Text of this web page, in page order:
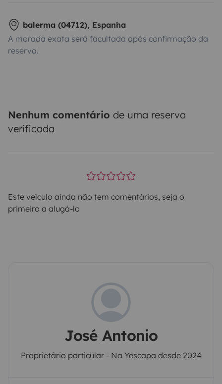
balerma (04712), Espanha
A morada exata será facultada após confirmação da
reserva.
Nenhum comentário de uma reserva
verificada
Este veículo ainda não tem comentários, seja o
primeiro a alugá-lo
José Antonio
Proprietário particular - Na Yescapa desde 2024